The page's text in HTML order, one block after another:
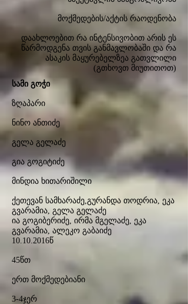
მოქმედების/აქტის რაოდენობა
დაახლოებით რა ინტენსივობით არის ეს
წარმოდგენა თვის განმავლობაში და რა
ასაკის მაყურებელზეა გათვლილი
(გთხოვთ მიუთითოთ)
სამი გოჭი
ზღაპარი
ნინო ანთიძე
გელა გელაძე
გია გოგიტიძე
მინდია ხითარიშილი
ქეთევან სამხარაძე,გურანდა თოდრია, ეკა
გვარამია, გელა გელაძე
ია გოგიბერიძე, ირმა მგელაძე, ეკა
გვარამია, ალეკო გაბაიძე
10.10.2016წ
45წთ
ერთ მოქმედებიანი
3-4ჯერ